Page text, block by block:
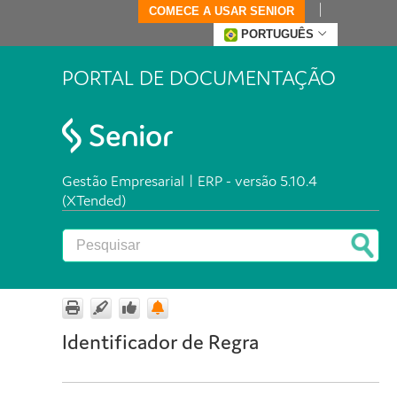
COMECE A USAR SENIOR
PORTUGUÊS
PORTAL DE DOCUMENTAÇÃO
Gestão Empresarial | ERP - versão 5.10.4
(XTended)
Identificador de Regra